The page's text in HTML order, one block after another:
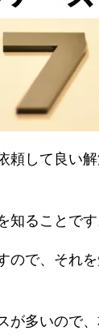
して良い
ることです
で、それ
多いので